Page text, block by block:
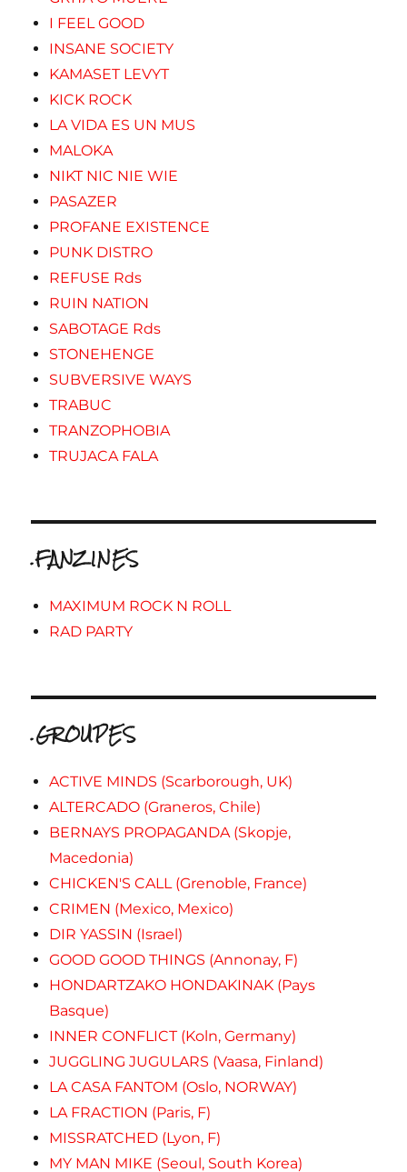
I FEEL GOOD
INSANE SOCIETY
KAMASET LEVYT
KICK ROCK
LA VIDA ES UN MUS
MALOKA
NIKT NIC NIE WIE
PASAZER
PROFANE EXISTENCE
PUNK DISTRO
REFUSE Rds
RUIN NATION
SABOTAGE Rds
STONEHENGE
SUBVERSIVE WAYS
TRABUC
TRANZOPHOBIA
TRUJACA FALA
.FANZINES
MAXIMUM ROCK N ROLL
RAD PARTY
.GROUPES
ACTIVE MINDS (Scarborough, UK)
ALTERCADO (Graneros, Chile)
BERNAYS PROPAGANDA (Skopje,
Macedonia)
CHICKEN'S CALL (Grenoble, France)
CRIMEN (Mexico, Mexico)
DIR YASSIN (Israel)
GOOD GOOD THINGS (Annonay, F)
HONDARTZAKO HONDAKINAK (Pays
Basque)
INNER CONFLICT (Koln, Germany)
JUGGLING JUGULARS (Vaasa, Finland)
LA CASA FANTOM (Oslo, NORWAY)
LA FRACTION (Paris, F)
MISSRATCHED (Lyon, F)
MY MAN MIKE (Seoul, South Korea)